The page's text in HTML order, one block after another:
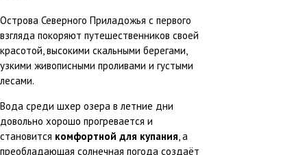
Острова Северного Приладожья с первого
взгляда покоряют путешественников своей
красотой, высокими скальными берегами,
узкими живописными проливами и густыми
лесами.
Вода среди шхер озера в летние дни
довольно хорошо прогревается и
становится комфортной для купания, а
преобладающая солнечная погода создаёт